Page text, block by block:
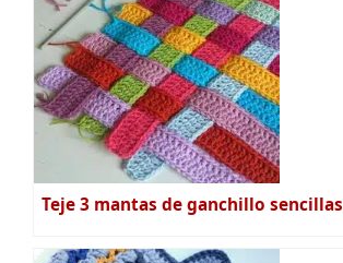
Teje 3 mantas de ganchillo sencillas